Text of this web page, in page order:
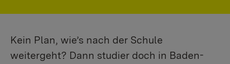
Kein Plan, wie’s nach der Schule
weitergeht? Dann studier doch in Baden-